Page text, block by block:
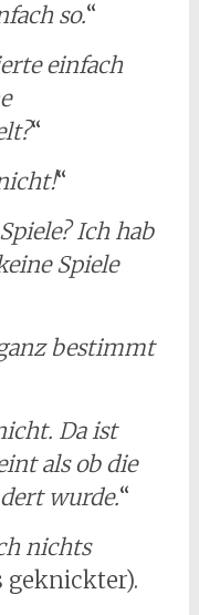
so.“
einfach
“
“
Ich hab
Spiele
bestimmt
Da ist
als ob die
wurde.“
nichts
geknickter).